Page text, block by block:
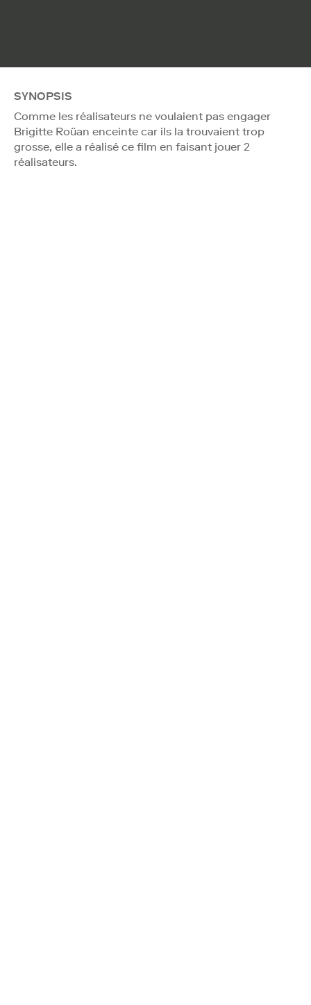
SYNOPSIS
Comme les réalisateurs ne voulaient pas engager
Brigitte Roüan enceinte car ils la trouvaient trop
grosse, elle a réalisé ce film en faisant jouer 2
réalisateurs.